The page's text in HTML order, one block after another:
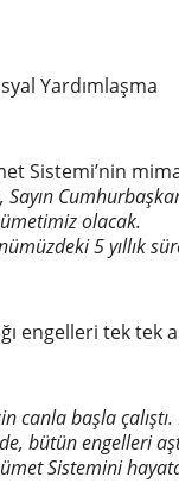
Yardımlaşma
Sistemi’nin
olacak.
5 yıllık
engelleri tek tek
canla başla çalıştı.
bütün engelleri
Sistemini